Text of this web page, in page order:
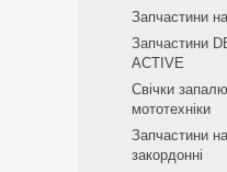
Запчастини
Запчастини
ACTIVE
Свічки
мототехніки
Запчастини
закордонні